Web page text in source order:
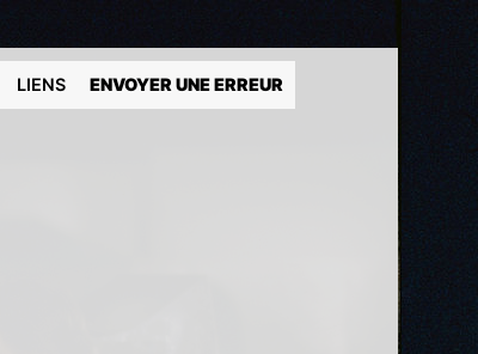
LIENS ENVOYER UNE ERREUR